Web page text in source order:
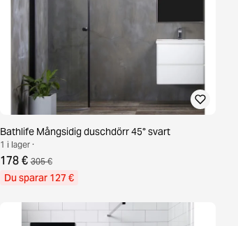
Bathlife Mångsidig duschdörr 45° svart
1 i lager ·
178 € 305 €
Du sparar 127 €